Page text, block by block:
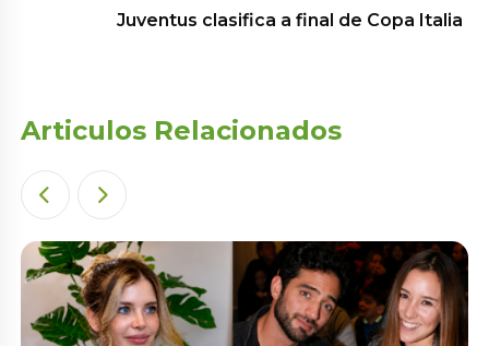
Juventus clasifica a final de Copa Italia
Articulos Relacionados